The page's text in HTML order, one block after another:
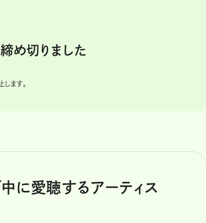
め切りました
します。
に愛聴するアーティス